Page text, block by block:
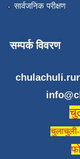
सार्वजनिक परीक्षण
सम्पर्क विवरण